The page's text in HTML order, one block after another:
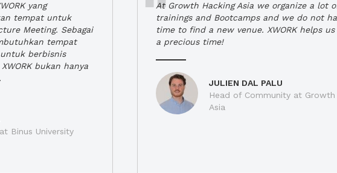
yang
tempat untuk
Meeting. Sebagai
tempat
untuk berbisnis
bukan hanya
Binus University
At Growth Hacking Asia we organize a lot
trainings and Bootcamps and we do not
time to find a new venue. XWORK helps us
a precious time!
JULIEN DAL PALU
Head of Community at Growth
Asia